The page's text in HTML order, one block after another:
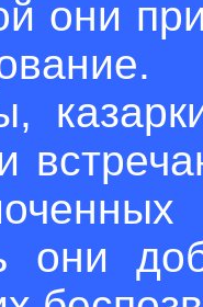
они
они